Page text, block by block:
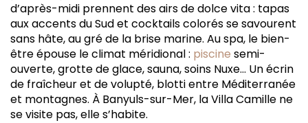
d’après-midi prennent des airs de dolce vita : tapas
aux accents du Sud et cocktails colorés se savourent
sans hâte, au gré de la brise marine. Au spa, le bien-
être épouse le climat méridional : piscine semi-
ouverte, grotte de glace, sauna, soins Nuxe… Un écrin
de fraîcheur et de volupté, blotti entre Méditerranée
et montagnes. À Banyuls-sur-Mer, la Villa Camille ne
se visite pas, elle s’habite.